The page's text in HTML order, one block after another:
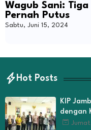
Wagub Sani:
Pernah Putus
Sabtu, Juni 15, 2024
Hot Posts
KIP
dengan
hingga